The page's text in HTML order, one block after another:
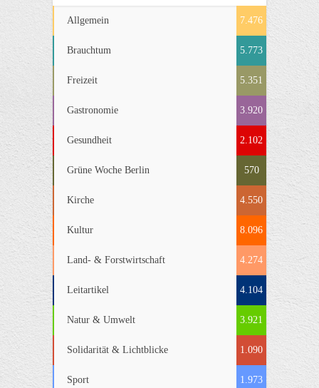
Allgemein 7.476
Brauchtum 5.773
Freizeit 5.351
Gastronomie 3.920
Gesundheit 2.102
Grüne Woche Berlin 570
Kirche 4.550
Kultur 8.096
Land- & Forstwirtschaft 4.274
Leitartikel 4.104
Natur & Umwelt 3.921
Solidarität & Lichtblicke 1.090
Sport 1.973